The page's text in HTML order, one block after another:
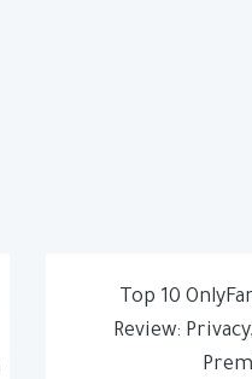
Top 10
Review: